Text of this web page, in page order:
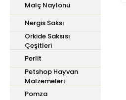
Malç Naylonu
Nergis Saksı
Orkide Saksısı
Çeşitleri
Perlit
Petshop Hayvan
Malzemeleri
Pomza